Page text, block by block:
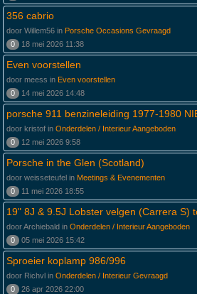
356 cabrio
door Willem56 in Porsche Occasions Gevraagd
0
18 mei 2026 11:38
Even voorstellen
door meess in Even voorstellen
0
14 mei 2026 14:48
porsche 911 benzineleiding 1977-1980
door kristof in Onderdelen / Interieur Aangeboden
0
12 mei 2026 9:58
Porsche in the Glen (Scotland)
door weisseteufel in Meetings & Evenementen
0
11 mei 2026 18:55
19" 8J & 9.5J Lobster velgen (Carrera S)
door Archiebald in Onderdelen / Interieur Aangeboden
0
05 mei 2026 15:42
Sproeier koplamp 986/996
door Richvl in Onderdelen / Interieur Gevraagd
0
26 apr 2026 22:00